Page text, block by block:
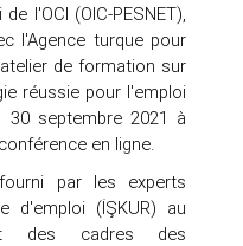
l'OCI (OIC-PESNET),
l'Agence turque pour
de formation sur
réussie pour l'emploi
septembre 2021 à
en ligne.
par les experts
d'emploi (İŞKUR) au
des cadres des